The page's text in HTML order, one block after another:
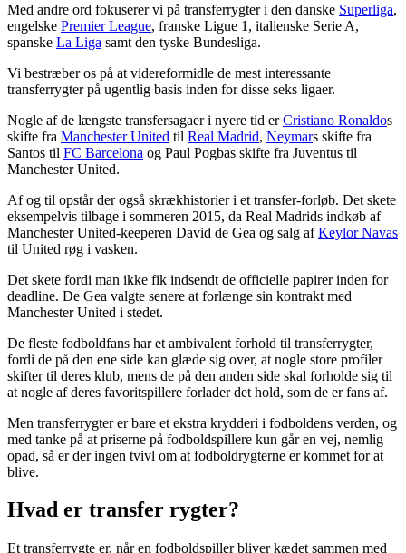
Med andre ord fokuserer vi på transferrygter i den danske Superliga,
engelske Premier League, franske Ligue 1, italienske Serie A,
spanske La Liga samt den tyske Bundesliga.
Vi bestræber os på at videreformidle de mest interessante
transferrygter på ugentlig basis inden for disse seks ligaer.
Nogle af de længste transfersagaer i nyere tid erCristiano Ronaldos
skifte fra Manchester United til Real Madrid, Neymars skifte fra
Santos til FC Barcelona og Paul Pogbas skifte fra Juventus til
Manchester United.
Af og til opstår der også skrækhistorier i et transfer-forløb. Det skete
eksempelvis tilbage i sommeren 2015, da Real Madrids indkøb af
Manchester United-keeperen David de Gea og salg afKeylor Navas
til United røg i vasken.
Det skete fordi man ikke fik indsendt de officielle papirer inden for
deadline. De Gea valgte senere at forlænge sin kontrakt med
Manchester United i stedet.
De fleste fodboldfans har et ambivalent forhold til transferrygter,
fordi de på den ene side kan glæde sig over, at nogle store profiler
skifter til deres klub, mens de på den anden side skal forholde sig til
at nogle af deres favoritspillere forlader det hold, som de er fans af.
Men transferrygter er bare et ekstra krydderi i fodboldens verden, og
med tanke på at priserne på fodboldspillere kun går en vej, nemlig
opad, så er der ingen tvivl om at fodboldrygterne er kommet for at
blive.
Hvad er transfer rygter?
Et transferrygte er, når en fodboldspiller bliver kædet sammen med